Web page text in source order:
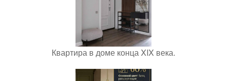
Квартира в доме конца XIX века.